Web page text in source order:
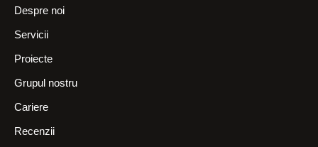
Despre noi
Servicii
Proiecte
Grupul nostru
Cariere
Recenzii